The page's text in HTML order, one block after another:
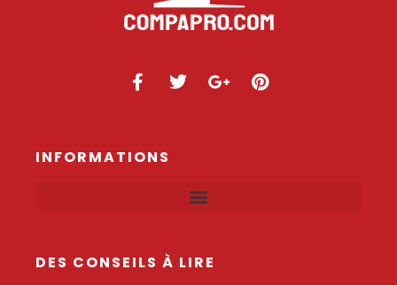
INFORMATIONS
DES CONSEILS À LIRE